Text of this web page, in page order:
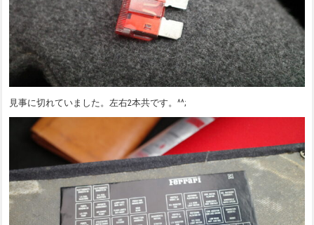
見事に切れていました。左右2本共です。^^;